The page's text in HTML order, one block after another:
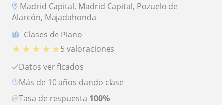
Madrid Capital, Madrid Capital, Pozuelo de
Alarcón, Majadahonda
Clases de Piano
★ ★ ★ ★ ★5 valoraciones
Datos verificados
más de 10 años dando clase
Tasa de respuesta 100%